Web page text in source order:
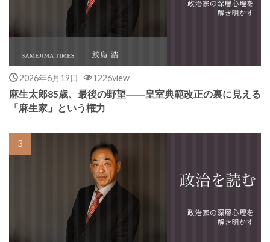
2026年6月19日 1226view
麻生太郎85歳、最後の野望――皇室典範改正の裏に見える
「麻生家」という権力